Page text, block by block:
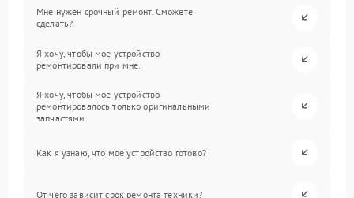
Мне нужен срочный ремонт. Сможете
сделать?
Я хочу, чтобы мое устройство
ремонтировали при мне.
Я хочу, чтобы мое устройство
ремонтировалось только оригинальными
запчастями.
Как я узнаю, что мое устройство готово?
От чего зависит срок ремонта техники?